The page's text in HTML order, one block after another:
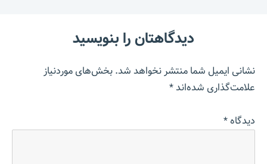
دیدگاهتان را بنویسید
نشانی ایمیل شما منتشر نخواهد شد.بخش‌های موردنیاز
علامت‌گذاری شده‌اند*
دیدگاه*